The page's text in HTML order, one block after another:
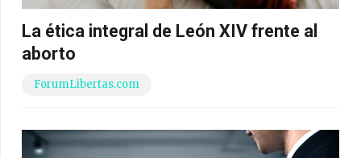
La ética integral de León XIV frente al
aborto
ForumLibertas.com